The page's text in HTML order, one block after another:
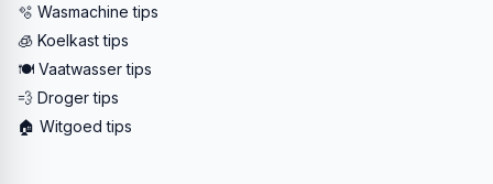
🫧 Wasmachine tips
🧊 Koelkast tips
🍽️ Vaatwasser tips
💨 Droger tips
🏠 Witgoed tips